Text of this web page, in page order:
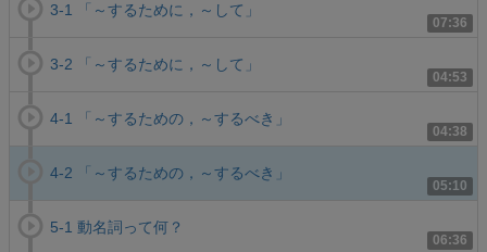
07:36
3-1 「～するために，～して」
04:53
3-2 「～するために，～して」
04:38
4-1 「～するための，～するべき」
05:10
4-2 「～するための，～するべき」
06:36
5-1 動名詞って何？